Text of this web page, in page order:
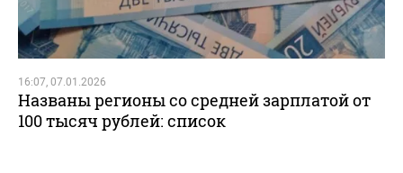
16:07, 07.01.2026
Названы регионы со средней зарплатой от
100 тысяч рублей: список